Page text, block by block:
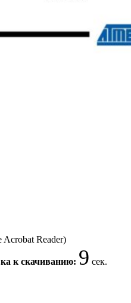
Acrobat Reader)
к скачиванию: 9 сек.